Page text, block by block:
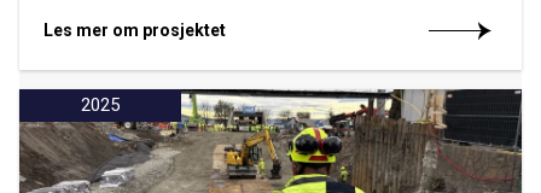
Les mer om prosjektet
2025